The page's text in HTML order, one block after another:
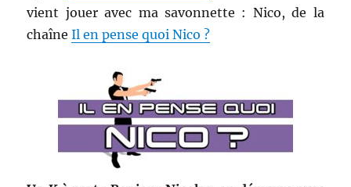
vient jouer avec ma savonnette : Nico, de la
chaîneIl en pense quoi Nico ?